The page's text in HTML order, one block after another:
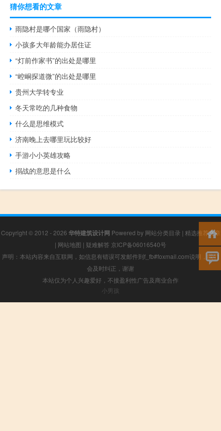
猜你想看的文章
雨隐村是哪个国家（雨隐村）
小孩多大年龄能办居住证
“灯前作家书”的出处是哪里
“崆峒探道微”的出处是哪里
贵州大学转专业
冬天常吃的几种食物
什么是思维模式
济南晚上去哪里玩比较好
手游小小英雄攻略
搦战的意思是什么
Copyright © 2012 - 2026 华特建筑设计网 Powered by 网站分类目录 | 精选推荐文章
| 网站地图 | 疑难解答 京ICP备06016540号
声明：本站内容来自互联网，如信息有错误可发邮件到f_fb#foxmail.com说明，我们
会及时纠正，谢谢
本站仅为个人兴趣爱好，不接盈利性广告及商业合作
小男孩